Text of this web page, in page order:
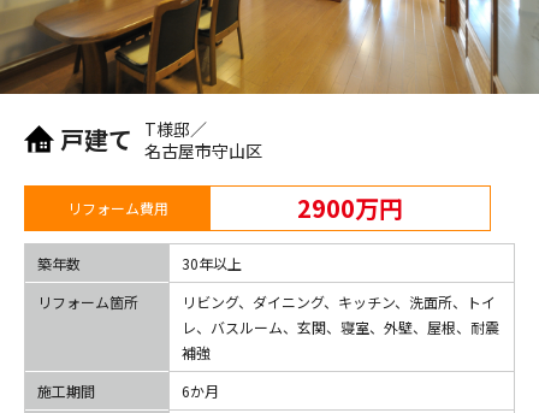
戸建て
T様邸／
名古屋市守山区
リフォーム費用 2900万円
築年数
30年以上
リフォーム箇所
リビング、ダイニング、キッチン、洗面所、トイ
レ、バスルーム、玄関、寝室、外壁、屋根、耐震
補強
施工期間
6か月